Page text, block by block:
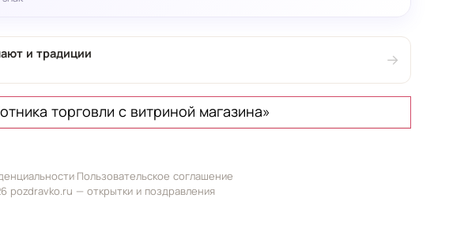
и традиции →
торговли с витриной магазина»
· Пользовательское соглашение
pozdravko.ru — открытки и поздравления